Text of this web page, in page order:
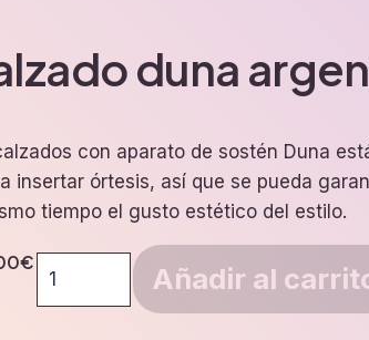
duna
con aparato de sostén Duna
insertar órtesis, así que se pueda
tiempo el gusto estético del estilo.
€Calzado
duna
Añadir al